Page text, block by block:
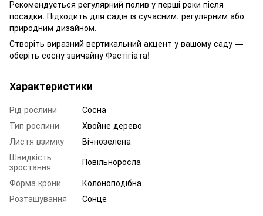
Рекомендується регулярний полив у перші роки після
посадки. Підходить для садів із сучасним, регулярним або
природним дизайном.
Створіть виразний вертикальний акцент у вашому саду —
оберіть сосну звичайну Фастігіата!
Характеристики
Рід рослини
Сосна
Тип рослини
Хвойне дерево
Листя взимку
Вічнозелена
Швидкість
зростання
Повільноросла
Форма крони
Колоноподібна
Розташування
Сонце